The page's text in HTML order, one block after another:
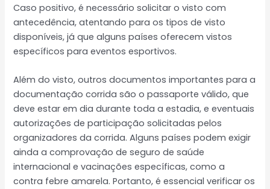
Caso positivo, é necessário solicitar o visto com
antecedência, atentando para os tipos de visto
disponíveis, já que alguns países oferecem vistos
específicos para eventos esportivos.
Além do visto, outros documentos importantes para a
documentação corrida são o passaporte válido, que
deve estar em dia durante toda a estadia, e eventuais
autorizações de participação solicitadas pelos
organizadores da corrida. Alguns países podem exigir
ainda a comprovação de seguro de saúde
internacional e vacinações específicas, como a
contra febre amarela. Portanto, é essencial verificar os